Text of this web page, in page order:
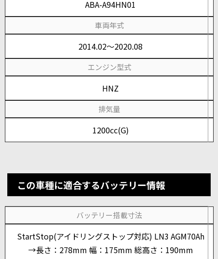
ABA-A94HN01
車両年式
2014.02～2020.08
エンジン型式
HNZ
排気量
1200cc(G)
この車種に適合するバッテリー情報
バッテリー搭載寸法
StartStop(アイドリングストップ対応) LN3 AGM70Ah
→長さ：278mm 幅：175mm 総高さ：190mm